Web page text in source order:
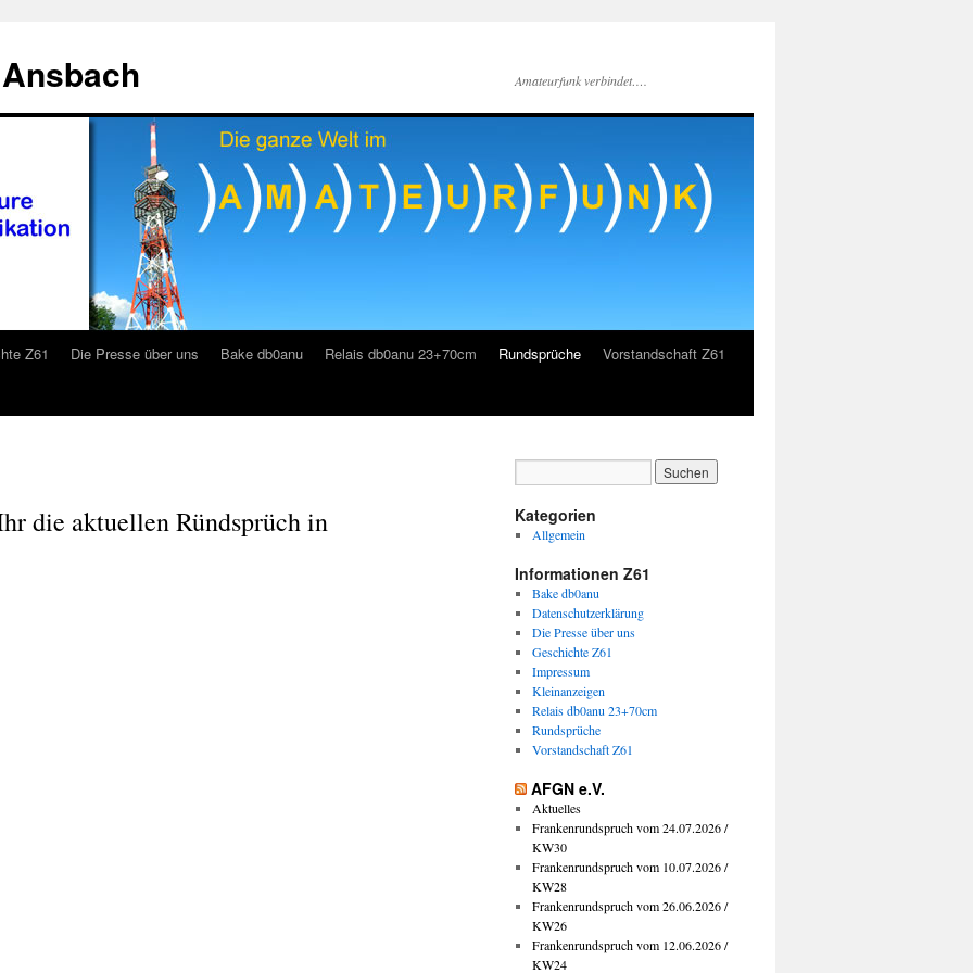
Amateurfunk verbindet….
Z61 Die Presse über uns Bake db0anu Relais db0anu 23+70cm Rundsprüche
Vorstandschaft Z61
die aktuellen Ründsprüch in
Kategorien
Allgemein
Informationen Z61
Bake db0anu
Datenschutzerklärung
Die Presse über uns
Geschichte Z61
Impressum
Kleinanzeigen
Relais db0anu 23+70cm
Rundsprüche
Vorstandschaft Z61
AFGN e.V.
Aktuelles
Frankenrundspruch vom 24.07.2026 /
KW30
Frankenrundspruch vom 10.07.2026 /
KW28
Frankenrundspruch vom 26.06.2026 /
KW26
Frankenrundspruch vom 12.06.2026 /
KW24